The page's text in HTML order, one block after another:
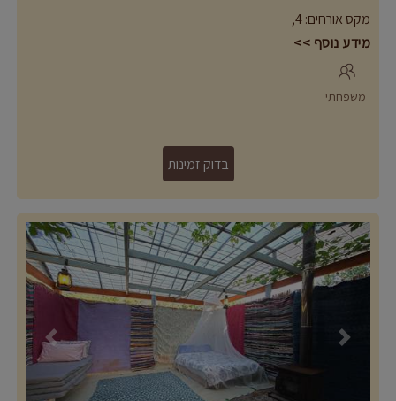
מה במקום:
- מתאים ללינה של 2 מבוגרים ו2 ילדים קטנים
- פינת ישיבה בחוץ עם מוקד מדורה פרטי
- מיטה זוגית, מזרונים וכריות, מצעים ושמיכות (מצעים ושמיכות
בתוספת תשלום)
- שולחנות וכיסאות ופינות זולה
מקס אורחים:
4
,
מידע נוסף >>
משפחתי
Previous Next